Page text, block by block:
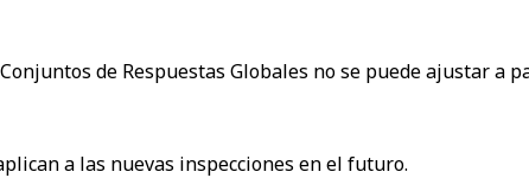
de Respuestas Globales no se puede ajustar a
a las nuevas inspecciones en el futuro.